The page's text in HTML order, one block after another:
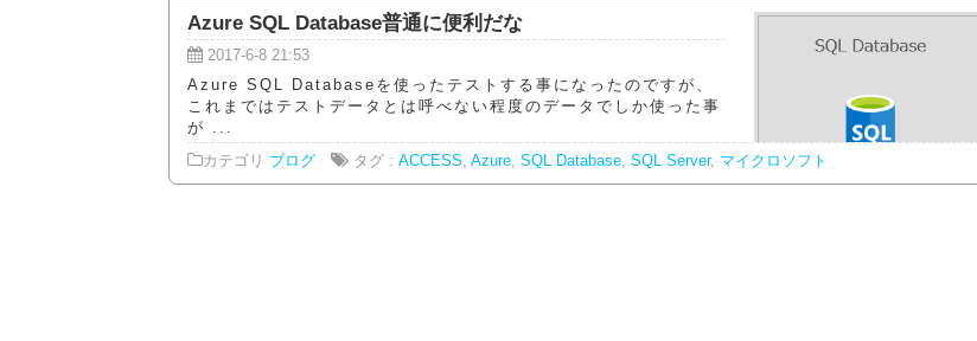
Azure SQL Database普通に便利だな
2017-6-8 21:53
Azure SQL Databaseを使ったテストする事になったのですが、
これまではテストデータとは呼べない程度のデータでしか使った事
が ...
カテゴリ ブログ タグ : ACCESS, Azure, SQL Database, SQL Server, マイクロソフト